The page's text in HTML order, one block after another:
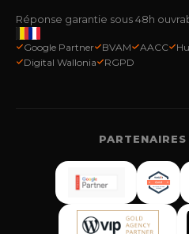
Réponse garantie sous 48h
Google Partner BVAM AACC
Digital Wallonia
RGPD